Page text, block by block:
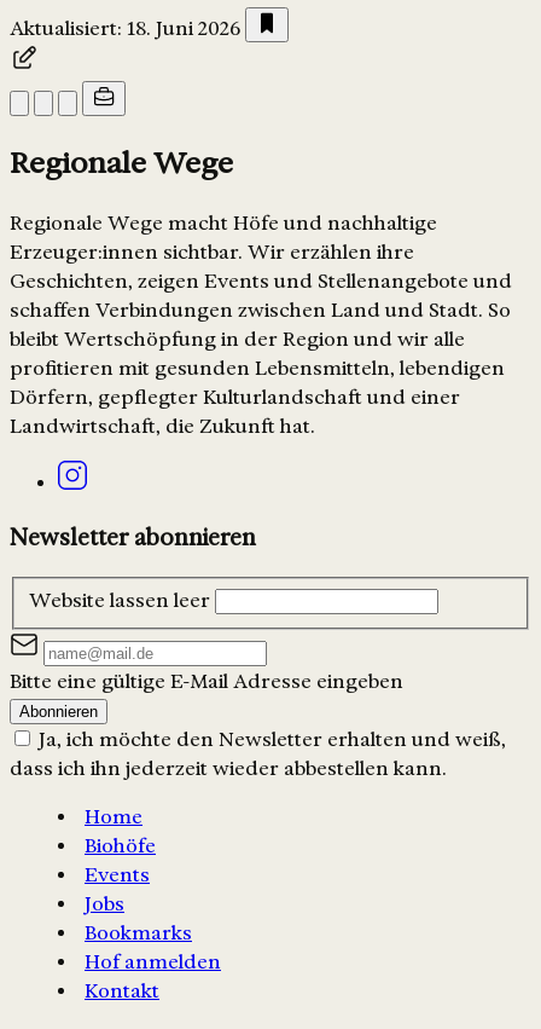
Aktualisiert: 18. Juni 2026
Regionale Wege
Regionale Wege macht Höfe und nachhaltige
Erzeuger:innen sichtbar. Wir erzählen ihre
Geschichten, zeigen Events und Stellenangebote und
schaffen Verbindungen zwischen Land und Stadt. So
bleibt Wertschöpfung in der Region und wir alle
profitieren mit gesunden Lebensmitteln, lebendigen
Dörfern, gepflegter Kulturlandschaft und einer
Landwirtschaft, die Zukunft hat.
Newsletter abonnieren
Website lassen leer
Bitte eine gültige E-Mail Adresse eingeben
Abonnieren
Ja, ich möchte den Newsletter erhalten und weiß,
dass ich ihn jederzeit wieder abbestellen kann.
Home
Biohöfe
Events
Jobs
Bookmarks
Hof anmelden
Kontakt